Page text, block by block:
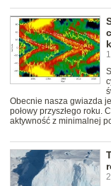
Obecnie nasza gwiazda
połowy przyszłego roku.
aktywność z minimalnej